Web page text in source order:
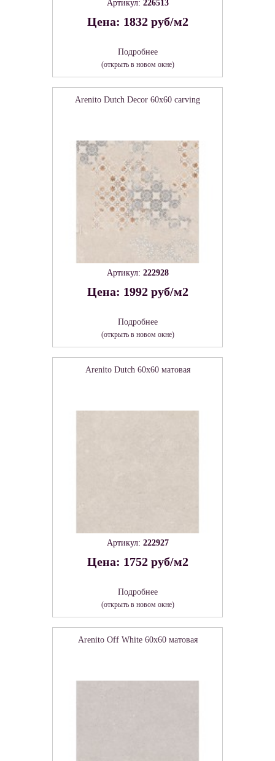
Артикул: 226513
Цена: 1832 руб/м2
Подробнее
(открыть в новом окне)
Arenito Dutch Decor 60х60 carving
Артикул: 222928
Цена: 1992 руб/м2
Подробнее
(открыть в новом окне)
Arenito Dutch 60х60 матовая
Артикул: 222927
Цена: 1752 руб/м2
Подробнее
(открыть в новом окне)
Arenito Off White 60х60 матовая